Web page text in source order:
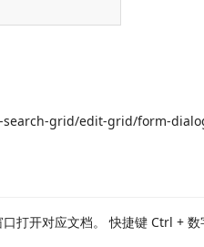
grid/edit-grid/form-
打开对应文档。 快捷键 Ctrl +